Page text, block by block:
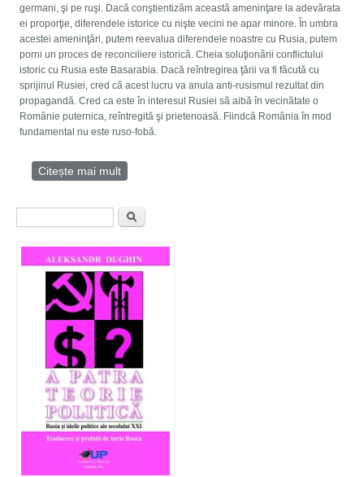
germani, şi pe ruşi. Dacă conştientizăm această ameninţare la adevărata
ei proporţie, diferendele istorice cu nişte vecini ne apar minore. În umbra
acestei ameninţări, putem reevalua diferendele noastre cu Rusia, putem
porni un proces de reconciliere istorică. Cheia soluţionării conflictului
istoric cu Rusia este Basarabia. Dacă reîntregirea ţării va fi făcută cu
sprijinul Rusiei, cred că acest lucru va anula anti-rusismul rezultat din
propagandă. Cred ca este în interesul Rusiei să aibă în vecinătate o
Românie puternica, reîntregită şi prietenoasă. Fiindcă România în mod
fundamental nu este ruso-fobă.
Citește mai mult
Formular de căutare